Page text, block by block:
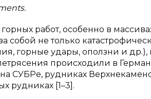
работ, особенно в
собой не только
горные удары, оползни и др.),
происходили в
СУБРе, рудниках
рудниках [1–3].